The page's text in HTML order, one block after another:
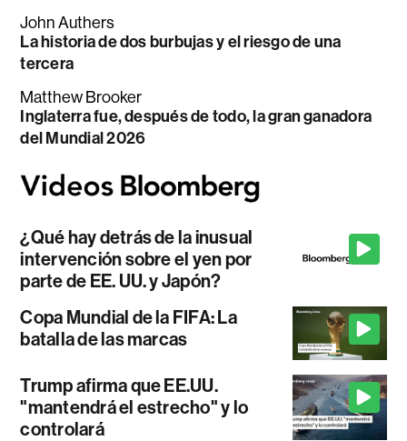
John Authers
La historia de dos burbujas y el riesgo de una
tercera
Matthew Brooker
Inglaterra fue, después de todo, la gran ganadora
del Mundial 2026
¿Qué hay detrás de la inusual
intervención sobre el yen por
parte de EE. UU. y Japón?
Copa Mundial de la FIFA: La
batalla de las marcas
Trump afirma que EE.UU.
"mantendrá el estrecho" y lo
controlará